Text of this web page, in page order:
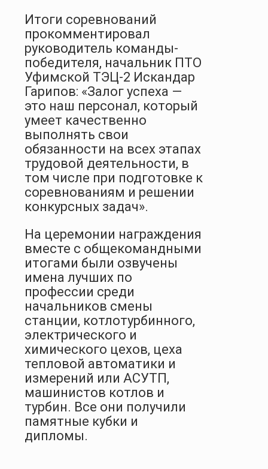
Итоги соревнований
прокомментировал
руководитель команды-
победителя, начальник ПТО
Уфимской ТЭЦ-2 Искандар
Гарипов: «Залог успеха —
это наш персонал, который
умеет качественно
выполнять свои
обязанности на всех этапах
трудовой деятельности, в
том числе при подготовке к
соревнованиям и решении
конкурсных задач».
На церемонии награждения
вместе с общекомандными
итогами были озвучены
имена лучших по
профессии среди
начальников смены
станции, котлотурбинного,
электрического и
химического цехов, цеха
тепловой автоматики и
измерений или АСУТП,
машинистов котлов и
турбин. Все они получили
памятные кубки и
дипломы.